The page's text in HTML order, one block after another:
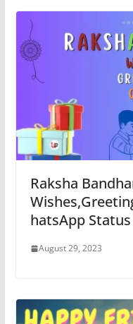
Raksha
hatsApp
August 29, 2023